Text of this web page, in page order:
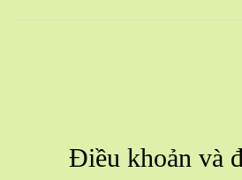
Điều khoản và